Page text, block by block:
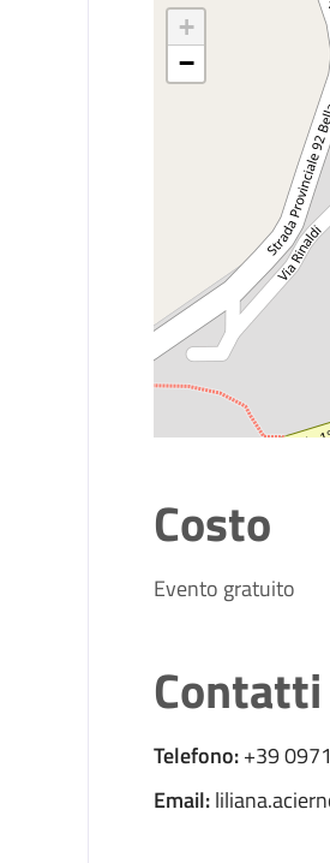
+
−
Costo
Evento gratuito
Contatti
Telefono:+39
Email: